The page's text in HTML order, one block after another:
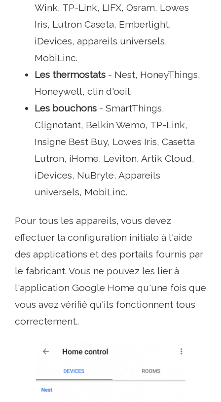
Wink, TP-Link, LIFX, Osram, Lowes
Iris, Lutron Caseta, Emberlight,
iDevices, appareils universels,
MobiLinc.
Les thermostats - Nest, HoneyThings,
Honeywell, clin d'oeil.
Les bouchons - SmartThings,
Clignotant, Belkin Wemo, TP-Link,
Insigne Best Buy, Lowes Iris, Casetta
Lutron, iHome, Leviton, Artik Cloud,
iDevices, NuBryte, Appareils
universels, MobiLinc.
Pour tous les appareils, vous devez
effectuer la configuration initiale à l'aide
des applications et des portails fournis par
le fabricant. Vous ne pouvez les lier à
l'application Google Home qu'une fois que
vous avez vérifié qu'ils fonctionnent tous
correctement..